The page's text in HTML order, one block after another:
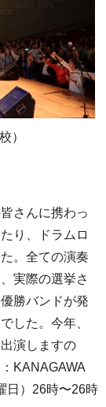
）
さんに携わっ
り、ドラムロ
。全ての演奏
実際の選挙さ
勝バンドが発
した。今年、
演しますの
KANAGAWA
日）26時〜26時